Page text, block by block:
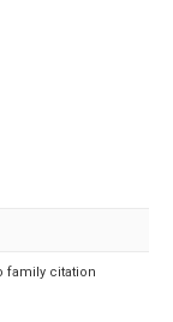
family citation